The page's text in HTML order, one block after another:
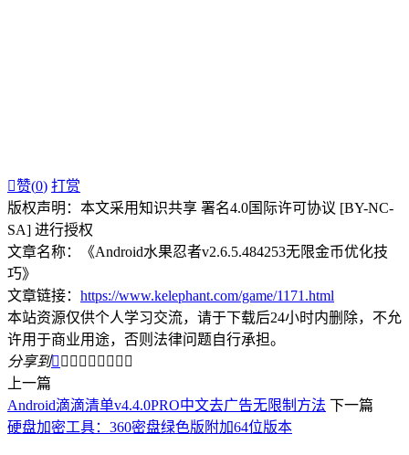
赞(0) 打赏
版权声明：本文采用知识共享 署名4.0国际许可协议 [BY-NC-
SA] 进行授权
文章名称：《Android水果忍者v2.6.5.484253无限金币优化技
巧》
文章链接： https://www.kelephant.com/game/1171.html
本站资源仅供个人学习交流，请于下载后24小时内删除，不允
许用于商业用途，否则法律问题自行承担。
分享到        
上一篇
Android滴滴清单v4.4.0PRO中文去广告无限制方法 下一篇
硬盘加密工具：360密盘绿色版附加64位版本